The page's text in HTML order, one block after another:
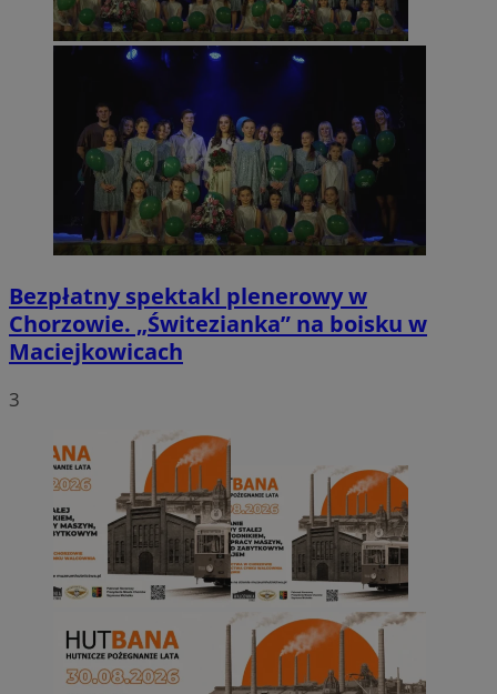
Bezpłatny spektakl plenerowy w
Chorzowie. „Świtezianka” na boisku w
Maciejkowicach
3